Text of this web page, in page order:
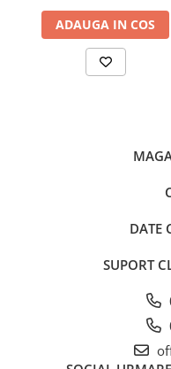
ADAUGA IN COS
DATE
SUPORT